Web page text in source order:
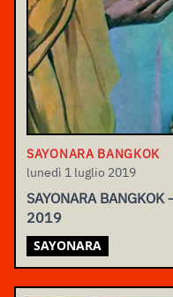
SAYONARA BANGKOK
lunedì 1 luglio 2019
SAYONARA BANGKOK
2019
SAYONARA